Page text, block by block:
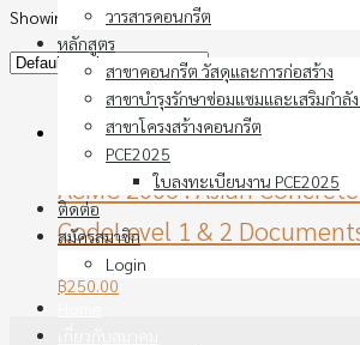
วารสารคอนกรีต
หลักสูตร
สาขาคอนกรีต วัสดุและการก่อสร้าง
สาขาบำรุงรักษาซ่อมแซมและเสริมกำลั
สาขาโครงสร้างคอนกรีต
PCE2025
ใบลงทะเบียนงาน PCE2025
ติดต่อ
สมัครสมาชิก
Login
Showing the single result
ACMC 2006 : Asian
CodeLevel 1 & 2
฿250.00